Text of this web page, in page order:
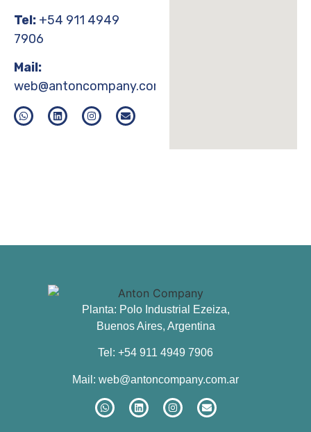
Tel: +54 911 4949
7906
Mail:
web@antoncompany.com.ar
Planta: Polo Industrial Ezeiza,
Buenos Aires, Argentina
Tel: +54 911 4949 7906
Mail: web@antoncompany.com.ar